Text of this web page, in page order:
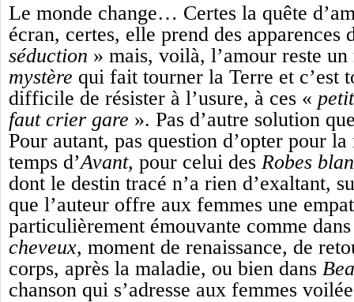
Le monde change… Certes la quête
écran, certes, elle prend des apparences
séduction » mais, voilà, l’amour reste
mystère qui fait tourner la Terre et c’est
difficile de résister à l’usure, à ces «
faut crier gare ». Pas d’autre solution
Pour autant, pas question d’opter pour
temps d’Avant, pour celui des Robes
dont le destin tracé n’a rien d’exaltant,
que l’auteur offre aux femmes une
particulièrement émouvante comme
cheveux, moment de renaissance, de
corps, après la maladie, ou bien dans
chanson qui s’adresse aux femmes